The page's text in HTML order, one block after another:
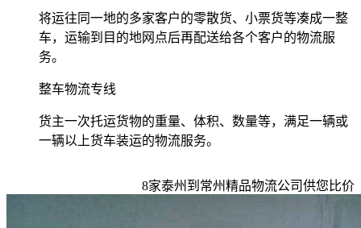
将运往同一地的多家客户的零散货、小票货等凑成一整
车，运输到目的地网点后再配送给各个客户的物流服
务。
整车物流专线
货主一次托运货物的重量、体积、数量等，满足一辆或
一辆以上货车装运的物流服务。
8家泰州到常州精品物流公司供您比价